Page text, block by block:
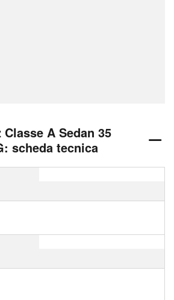
A Sedan 35
scheda tecnica